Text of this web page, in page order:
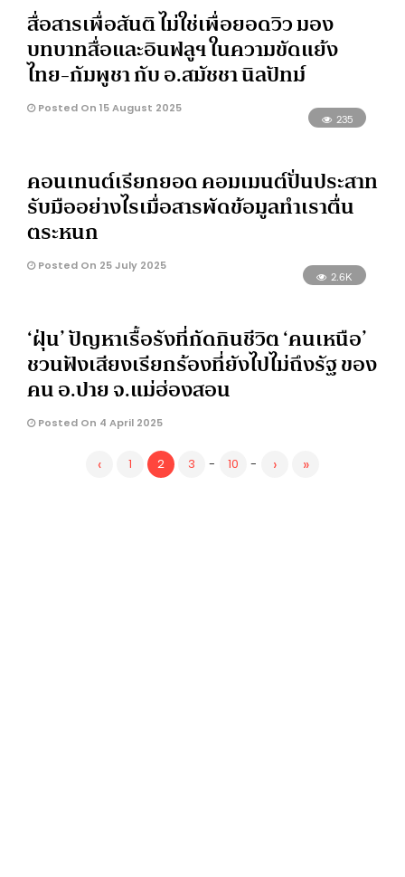
สื่อสารเพื่อสันติ ไม่ใช่เพื่อยอดวิว มอง
บทบาทสื่อและอินฟลูฯ ในความขัดแย้ง
ไทย-กัมพูชา กับ อ.สมัชชา นิลปัทม์
Posted On 15 August 2025
235
คอนเทนต์เรียกยอด คอมเมนต์ปั่นประสาท
รับมืออย่างไรเมื่อสารพัดข้อมูลทำเราตื่น
ตระหนก
Posted On 25 July 2025
2.6K
‘ฝุ่น’ ปัญหาเรื้อรังที่กัดกินชีวิต ‘คนเหนือ’
ชวนฟังเสียงเรียกร้องที่ยังไปไม่ถึงรัฐ ของ
คน อ.ปาย จ.แม่ฮ่องสอน
Posted On 4 April 2025
‹ 1 2 3 - 10 - › »